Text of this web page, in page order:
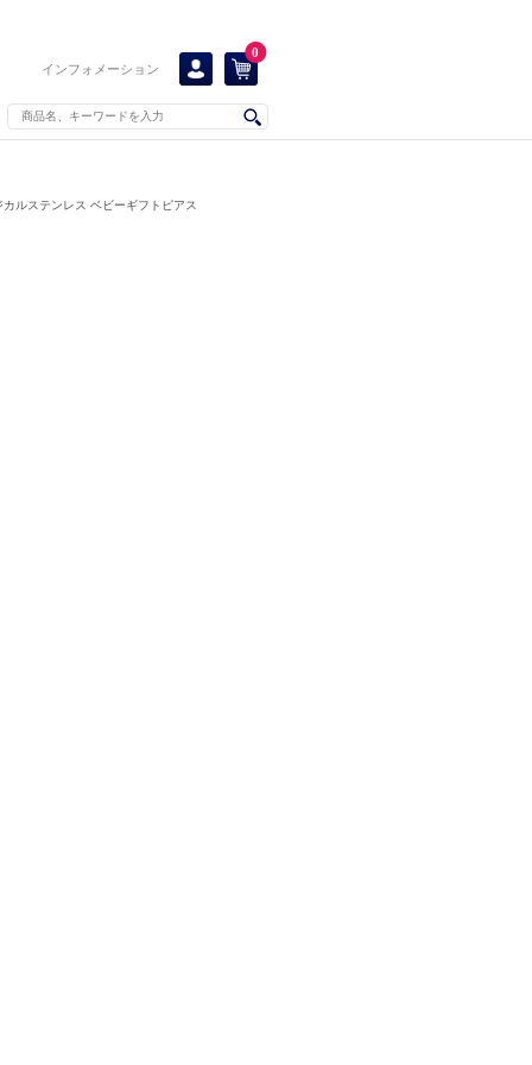
インフォメーション
0
ルステンレス ベビーギフトピアス